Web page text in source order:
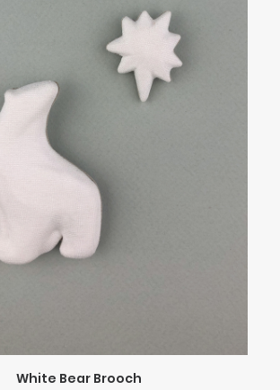
ADD TO CART
White Bear Brooch